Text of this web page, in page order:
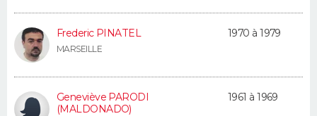
Frederic PINATEL
MARSEILLE
1970 à 1979
Geneviève PARODI
(MALDONADO)
1961 à 1969